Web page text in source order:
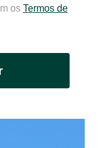
os Termos de